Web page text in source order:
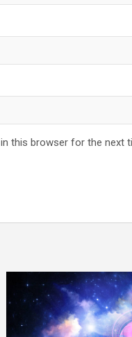
this browser for the next